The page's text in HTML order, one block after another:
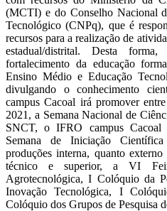
(MCTI) e do Conselho Nacional
Tecnológico (CNPq), que é
recursos para a realização de
estadual/distrital. Desta
fortalecimento da educação
Ensino Médio e Educação
divulgando o conhecimento
campus Cacoal irá promover
2021, a Semana Nacional de
SNCT, o IFRO campus
Semana de Iniciação
produções interna, quanto
técnico e superior, a VI
Agrotecnológica, I Colóquio da
Inovação Tecnológica, I
Colóquio dos Grupos de Pesquisa